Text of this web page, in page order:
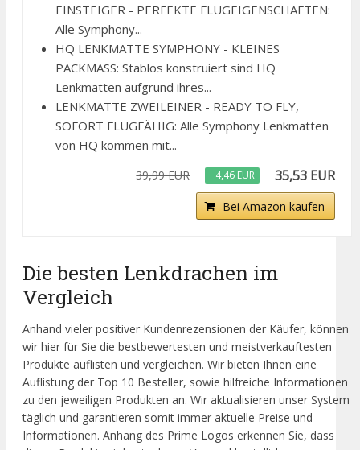
EINSTEIGER - PERFEKTE FLUGEIGENSCHAFTEN:
Alle Symphony...
HQ LENKMATTE SYMPHONY - KLEINES
PACKMASS: Stablos konstruiert sind HQ
Lenkmatten aufgrund ihres...
LENKMATTE ZWEILEINER - READY TO FLY,
SOFORT FLUGFÄHIG: Alle Symphony Lenkmatten
von HQ kommen mit...
39,99 EUR −4,46 EUR 35,53 EUR
Bei Amazon kaufen
Die besten Lenkdrachen im
Vergleich
Anhand vieler positiver Kundenrezensionen der Käufer, können
wir hier für Sie die bestbewertesten und meistverkauftesten
Produkte auflisten und vergleichen. Wir bieten Ihnen eine
Auflistung der Top 10 Besteller, sowie hilfreiche Informationen
zu den jeweiligen Produkten an. Wir aktualisieren unser System
täglich und garantieren somit immer aktuelle Preise und
Informationen. Anhang des Prime Logos erkennen Sie, dass